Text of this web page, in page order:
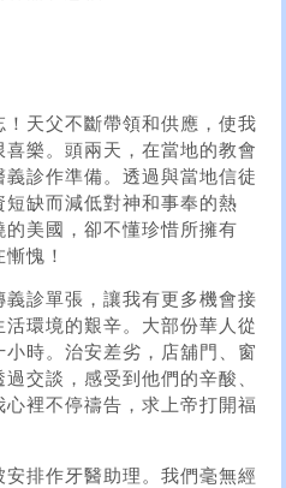
天父不斷帶領和供應，使我
樂。頭兩天，在當地的教會
診作準備。透過與當地信徒
缺而減低對神和事奉的熱
美國，卻不懂珍惜所擁有
愧！
診單張，讓我有更多機會接
環境的艱辛。大部份華人從
時。治安差劣，店舖門、窗
交談，感受到他們的辛酸、
裡不停禱告，求上帝打開福
排作牙醫助理。我們毫無經